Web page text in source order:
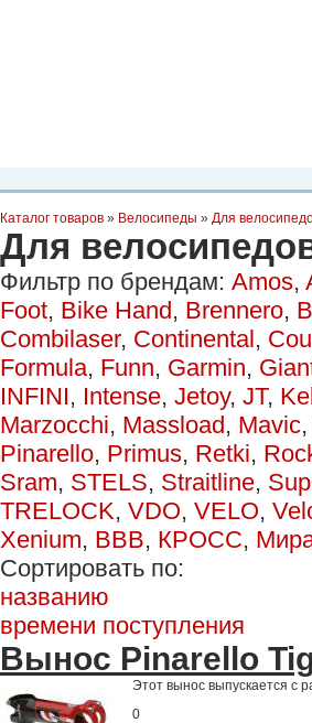
Каталог товаров » Велосипеды » Для
Для
Фильтр по брендам: Amos,
Foot, Bike Hand, Brennero,
Combilaser, Continental,
Formula, Funn, Garmin,
INFINI, Intense, Jetoy, JT,
Marzocchi, Massload, Mavic,
Pinarello, Primus, Retki,
Sram, STELS, Straitline,
TRELOCK, VDO, VELO,
Xenium, ВВВ, КРОСС,
Сортировать по:
названию
времени поступления
Вынос Pinarello
Этот вынос выпускается с
0